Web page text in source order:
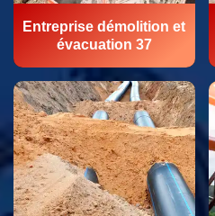
Entreprise démolition et
évacuation 37